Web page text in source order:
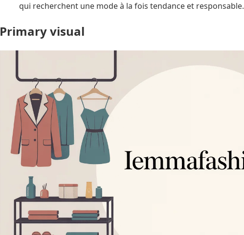
qui recherchent une mode à la fois tendance et responsable.
Primary visual